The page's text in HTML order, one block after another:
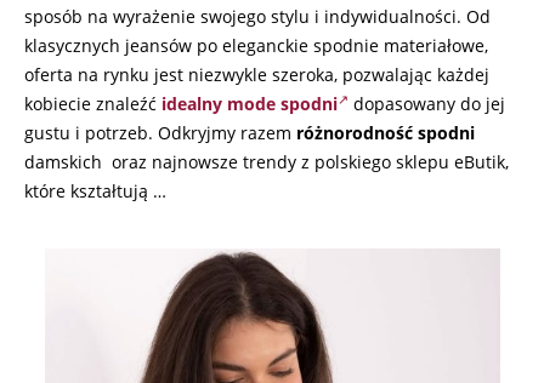
sposób na wyrażenie swojego stylu i indywidualności. Od
klasycznych jeansów po eleganckie spodnie materiałowe,
oferta na rynku jest niezwykle szeroka, pozwalając każdej
kobiecie znaleźć idealny mode spodni
dopasowany do jej
gustu i potrzeb. Odkryjmy razem różnorodność spodni
damskich oraz najnowsze trendy z polskiego sklepu eButik,
które kształtują …